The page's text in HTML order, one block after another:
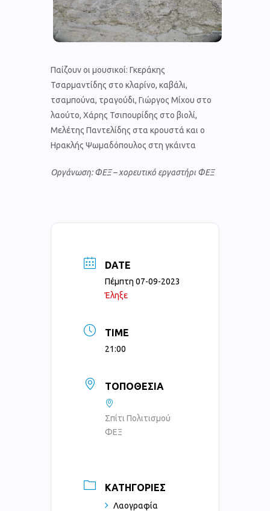
Παίζουν οι μουσικοί: Γκεράκης
Τσαρμαντίδης στο κλαρίνο, καβάλι,
τσαμπούνα, τραγούδι, Γιώργος Μίχου στο
λαούτο, Χάρης Τσιπουρίδης στο βιολί,
Μελέτης Παντελίδης στα κρουστά και ο
Ηρακλής Ψωμαδόπουλος στη γκάιντα
Οργάνωση: ΦΕΞ – χορευτικό εργαστήρι ΦΕΞ
DATE
Πέμπτη 07-09-2023
Έληξε
TIME
21:00
ΤΟΠΟΘΕΣΊΑ
Σπίτι Πολιτισμού
ΦΕΞ
ΚΑΤΗΓΟΡΊΕΣ
Λαογραφία